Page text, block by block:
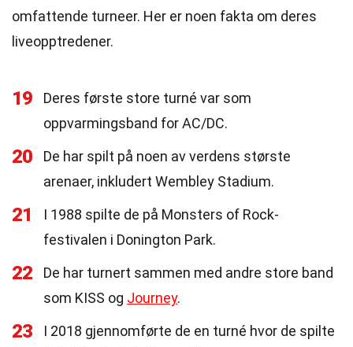
omfattende turneer. Her er noen fakta om deres
liveopptredener.
19
Deres første store turné var som
oppvarmingsband for AC/DC.
20
De har spilt på noen av verdens største
arenaer, inkludert Wembley Stadium.
21
I 1988 spilte de på Monsters of Rock-
festivalen i Donington Park.
22
De har turnert sammen med andre store band
som KISS og Journey.
23
I 2018 gjennomførte de en turné hvor de spilte